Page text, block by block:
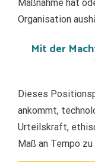
Maßnahme hat
Organisation
Mit der
Dieses
ankommt,
Urteilskraft,
Maß an Tempo zu